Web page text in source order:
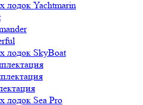
лодок Yachtmarin
лодок SkyBoat
лодок Sea Pro